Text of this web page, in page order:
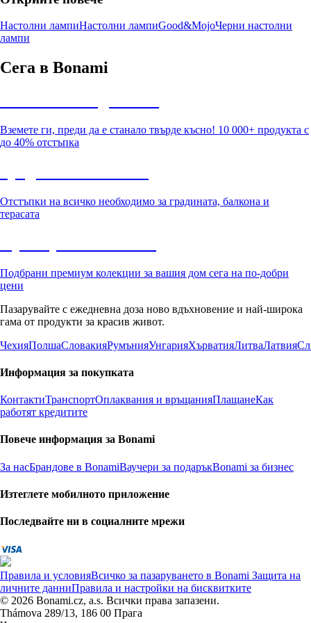
Настолни лампиНастолни лампиGood&MojoЧерни настолни
лампи
Сега в Bonami
Вземете ги, преди да е станало твърде късно! 10 000+ продукта с
до 40% отстъпка
Отстъпки на всичко необходимо за градината, балкона и
терасата
Подбрани премиум колекции за вашия дом сега на по-добри
цени
Пазарувайте с ежедневна доза ново вдъхновение и най-широка
гама от продукти за красив живот.
ЧехияПолшаСловакияРумънияУнгарияХърватияЛитваЛатвия
Информация за покупката
КонтактиТранспортОплаквания и връщанияПлащанеКак
работят кредитите
Повече информация за Bonami
За насБрандове в BonamiВаучери за подаръкBonami за бизнес
Изтеглете мобилното приложение
Последвайте ни в социалните мрежи
Правила и условияВсичко за пазаруването в Bonami Защита на
личните данниПравила и настройки на бисквитките
© 2026 Bonami.cz, a.s. Всички права запазени.
Thámova 289/13, 186 00 Прага